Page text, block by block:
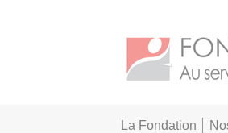
La Fondation